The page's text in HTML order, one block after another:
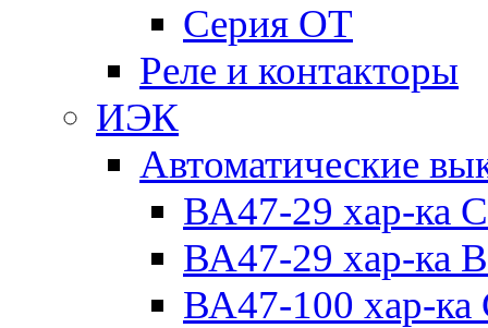
Серия ОТ
Реле и контакторы
ИЭК
Автоматические
ВА47-29 хар-ка C
ВА47-29 хар-ка B
ВА47-100 хар-ка